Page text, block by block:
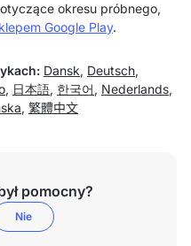
okresu próbnego,
Google Play.
Dansk, Deutsch,
, 日本語, 한국어 , Nederlands,
, 繁體中文
pomocny?
Nie